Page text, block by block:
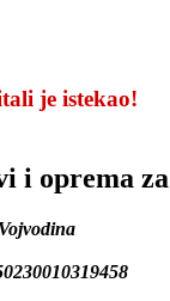
je istekao!
i oprema
Vojvodina